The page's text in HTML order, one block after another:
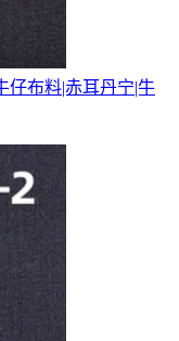
仔布料|赤耳丹宁|牛